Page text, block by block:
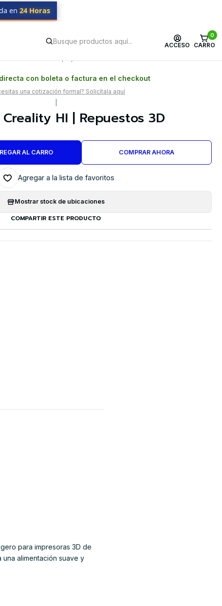
ACCESO
0
CARRO
en 24 Horas
con boleta o factura en el checkout
una cotización formal? Solicítala aquí
HI | Repuestos 3D
AL CARRO COMPRAR AHORA
Agregar a la lista de favoritos
Mostrar stock de ubicaciones
COMPARTIR ESTE PRODUCTO
para impresoras 3D de
alimentación suave y